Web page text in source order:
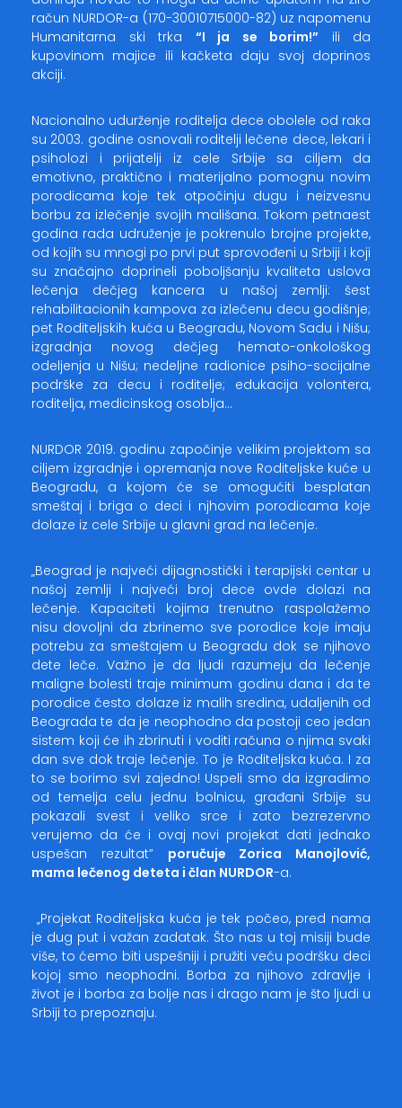
račun NURDOR-a (170-30010715000-82) uz napomenu
Humanitarna ski trka “I ja se borim!” ili da
kupovinom majice ili kačketa daju svoj doprinos
akciji.
Nacionalno udurženje roditelja dece obolele od raka
su 2003. godine osnovali roditelji lečene dece, lekari i
psiholozi i prijatelji iz cele Srbije sa ciljem da
emotivno, praktično i materijalno pomognu novim
porodicama koje tek otpočinju dugu i neizvesnu
borbu za izlečenje svojih mališana. Tokom petnaest
godina rada udruženje je pokrenulo brojne projekte,
od kojih su mnogi po prvi put sprovođeni u Srbiji i koji
su značajno doprineli poboljšanju kvaliteta uslova
lečenja dečjeg kancera u našoj zemlji: šest
rehabilitacionih kampova za izlečenu decu godišnje;
pet Roditeljskih kuća u Beogradu, Novom Sadu i Nišu;
izgradnja novog dečjeg hemato-onkološkog
odeljenja u Nišu; nedeljne radionice psiho-socijalne
podrške za decu i roditelje; edukacija volontera,
roditelja, medicinskog osoblja…
NURDOR 2019. godinu započinje velikim projektom sa
ciljem izgradnje i opremanja nove Roditeljske kuće u
Beogradu, a kojom će se omogućiti besplatan
smeštaj i briga o deci i njhovim porodicama koje
dolaze iz cele Srbije u glavni grad na lečenje.
„Beograd je najveći dijagnostički i terapijski centar u
našoj zemlji i najveći broj dece ovde dolazi na
lečenje. Kapaciteti kojima trenutno raspolažemo
nisu dovoljni da zbrinemo sve porodice koje imaju
potrebu za smeštajem u Beogradu dok se njihovo
dete leče. Važno je da ljudi razumeju da lečenje
maligne bolesti traje minimum godinu dana i da te
porodice često dolaze iz malih sredina, udaljenih od
Beograda te da je neophodno da postoji ceo jedan
sistem koji će ih zbrinuti i voditi računa o njima svaki
dan sve dok traje lečenje. To je Roditeljska kuća. I za
to se borimo svi zajedno! Uspeli smo da izgradimo
od temelja celu jednu bolnicu, građani Srbije su
pokazali svest i veliko srce i zato bezrezervno
verujemo da će i ovaj novi projekat dati jednako
uspešan rezultat” poručuje Zorica Manojlović,
mama lečenog deteta i član NURDOR-a.
„Projekat Roditeljska kuća je tek počeo, pred nama
je dug put i važan zadatak. Što nas u toj misiji bude
više, to ćemo biti uspešniji i pružiti veću podršku deci
kojoj smo neophodni. Borba za njihovo zdravlje i
život je i borba za bolje nas i drago nam je što ljudi u
Srbiji to prepoznaju.